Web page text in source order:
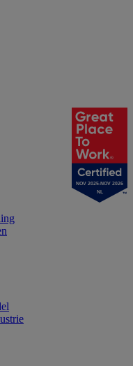
NOV 2025-NOV 2026
NL